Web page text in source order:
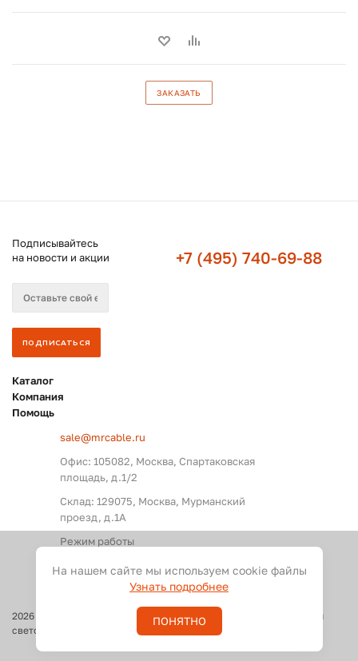
ЗАКАЗАТЬ
Подписывайтесь
на новости и акции
+7 (495) 740-69-88
Каталог
Компания
Помощь
sale@mrcable.ru
Офис: 105082, Москва, Спартаковская
площадь, д.1/2
Склад: 129075, Москва, Мурманский
проезд, д.1А
Режим работы
2026
Оптовые поставки кабелей и разъемов для аудио, видео и
светового оборудования
На нашем сайте мы используем cookie файлы
Узнать подробнее
ПОНЯТНО